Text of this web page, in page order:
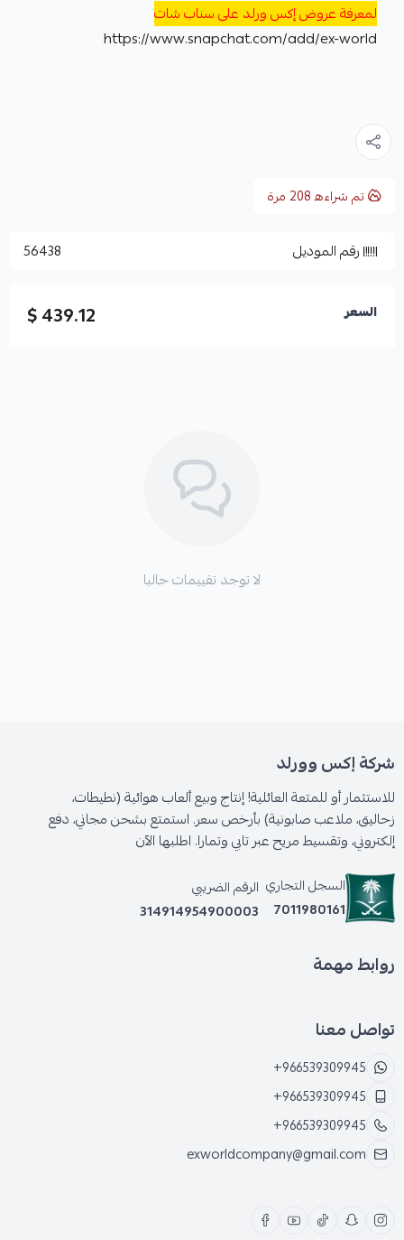
لمعرفة عروض إكس ورلد على سناب شات
https://www.snapchat.com/add/ex-world
تم شراءه208 مرة
رقم الموديل 56438
السعر 439.12 $
لا توجد تقييمات حاليا
شركة إكس وورلد
للاستثمار أو للمتعة العائلية! إنتاج وبيع ألعاب هوائية (نطيطات،
زحاليق، ملاعب صابونية) بأرخص سعر. استمتع بشحن مجاني، دفع
إلكتروني، وتقسيط مريح عبر تابي وتمارا. اطلبها الآن
السجل التجاري
7011980161
الرقم الضريبي
314914954900003
روابط مهمة
تواصل معنا
+966539309945
+966539309945
+966539309945
exworldcompany@gmail.com